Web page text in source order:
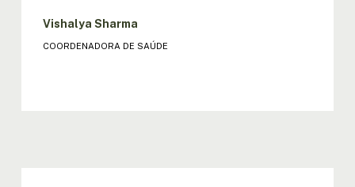
Vishalya Sharma
COORDENADORA DE SAÚDE